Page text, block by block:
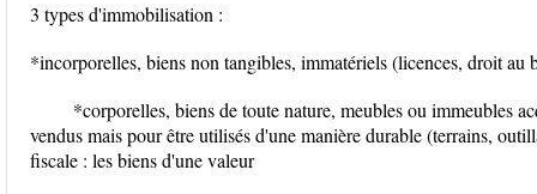
3 types d'immobilisation :
*incorporelles, biens non tangibles, immatériels (licences, droit au
*corporelles, biens de toute nature, meubles ou immeubles
vendus mais pour être utilisés d'une manière durable (terrains,
fiscale : les biens d'une valeur